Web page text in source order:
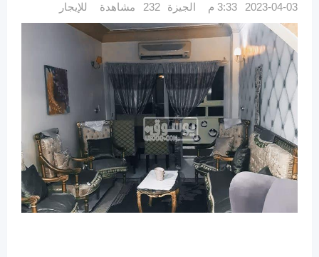
2023-04-03 3:33 م الجيزة 232 مشاهدة للإيجار